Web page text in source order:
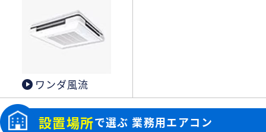
ワンダ風流
設置場所で選ぶ 業務用エアコン